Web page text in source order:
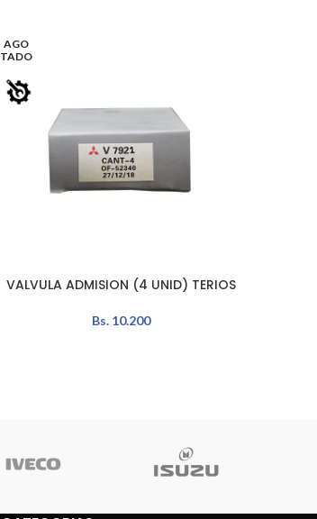
AGO
TADO
LEER MÁS
VALVULA ADMISION (4 UNID) TERIOS
Bs. 10.200